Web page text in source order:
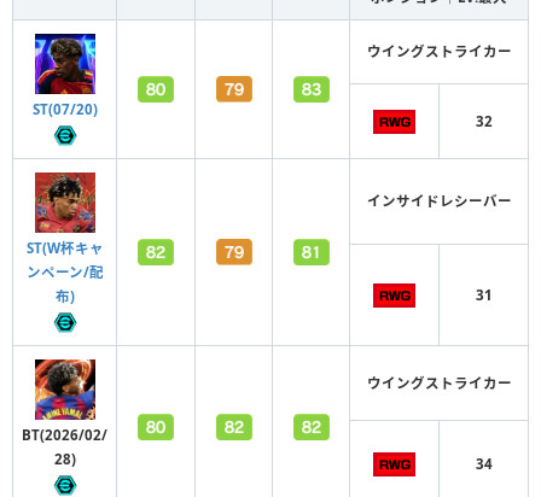
ST(07/20)
ウイングストライカー
32
ST(W杯キャ
ンペーン/配
布)
インサイドレシーバー
31
BT(2026/02/
28)
ウイングストライカー
34